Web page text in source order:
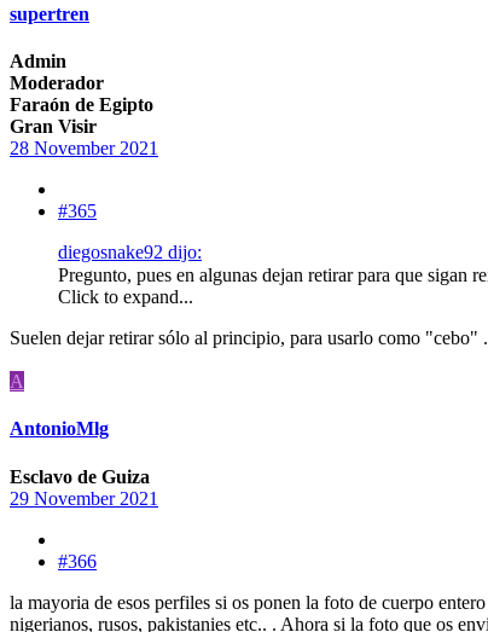
supertren
Admin
Moderador
Faraón de Egipto
Gran Visir
28 November 2021
#365
diegosnake92 dijo:
Pregunto, pues en algunas dejan retirar para que sigan
Click to expand...
Suelen dejar retirar sólo al principio, para usarlo como "cebo"
A
AntonioMlg
Esclavo de Guiza
29 November 2021
#366
la mayoria de esos perfiles si os ponen la foto de cuerpo
nigerianos, rusos, pakistanies etc.. . Ahora si la foto que os